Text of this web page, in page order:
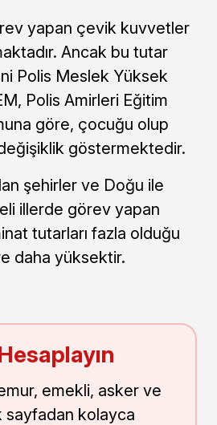
yapan çevik kuvvetler
Ancak bu tutar
Polis Meslek Yüksek
Polis Amirleri Eğitim
göre, çocuğu olup
göstermektedir.
şehirler ve Doğu ile
illerde görev yapan
tutarları fazla olduğu
daha yüksektir.
emekli, asker ve
sayfadan kolayca